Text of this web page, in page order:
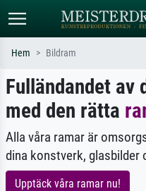
Standardsök
Sök efter konstnär, titel eller stil –
t.ex. Monet, Stjärnenatt,
impressionism, Hokusai-våg, naken.
Hem Bildram
Fulländandet
med den rätta
Alla våra ramar är
dina konstverk, glasbilder
Upptäck våra ramar nu!